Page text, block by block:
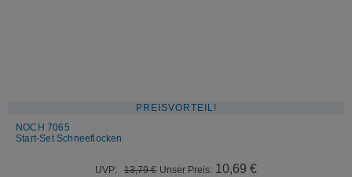
PREISVORTEIL!
NOCH 7065
Start-Set Schneeflocken
UVP: 13,79€ Ursprünglicher
Unser Preis: 10,69 €Aktueller